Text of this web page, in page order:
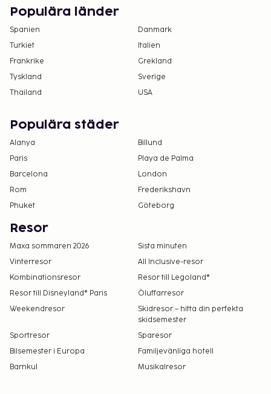
Populära länder
Spanien
Danmark
Turkiet
Italien
Frankrike
Grekland
Tyskland
Sverige
Thailand
USA
Populära städer
Alanya
Billund
Paris
Playa de Palma
Barcelona
London
Rom
Frederikshavn
Phuket
Göteborg
Resor
Maxa sommaren 2026
Sista minuten
Vinterresor
All Inclusive-resor
Kombinationsresor
Resor till Legoland®
Resor till Disneyland® Paris
Öluffarresor
Weekendresor
Skidresor – hitta din perfekta
skidsemester
Sportresor
Sparesor
Bilsemester i Europa
Familjevänliga hotell
Barnkul
Musikalresor